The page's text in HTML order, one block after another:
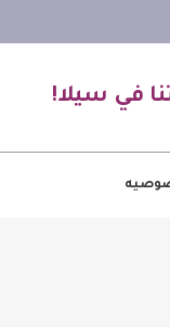
في سيلا!